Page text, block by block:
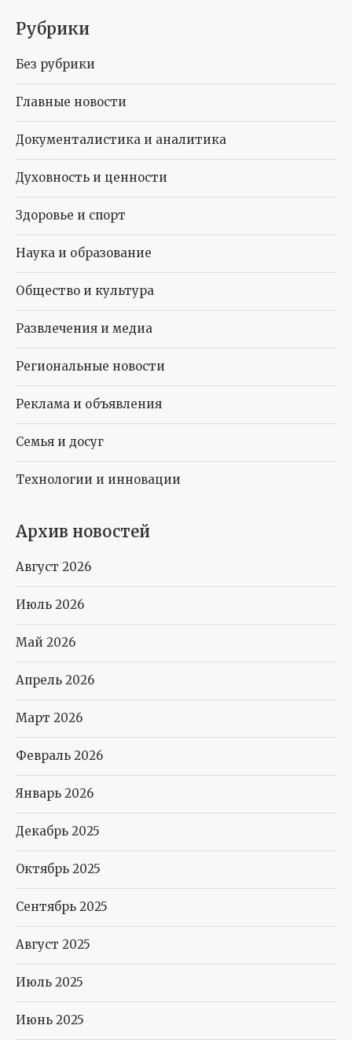
Рубрики
Без рубрики
Главные новости
Документалистика и аналитика
Духовность и ценности
Здоровье и спорт
Наука и образование
Общество и культура
Развлечения и медиа
Региональные новости
Реклама и объявления
Семья и досуг
Технологии и инновации
Архив новостей
Август 2026
Июль 2026
Май 2026
Апрель 2026
Март 2026
Февраль 2026
Январь 2026
Декабрь 2025
Октябрь 2025
Сентябрь 2025
Август 2025
Июль 2025
Июнь 2025